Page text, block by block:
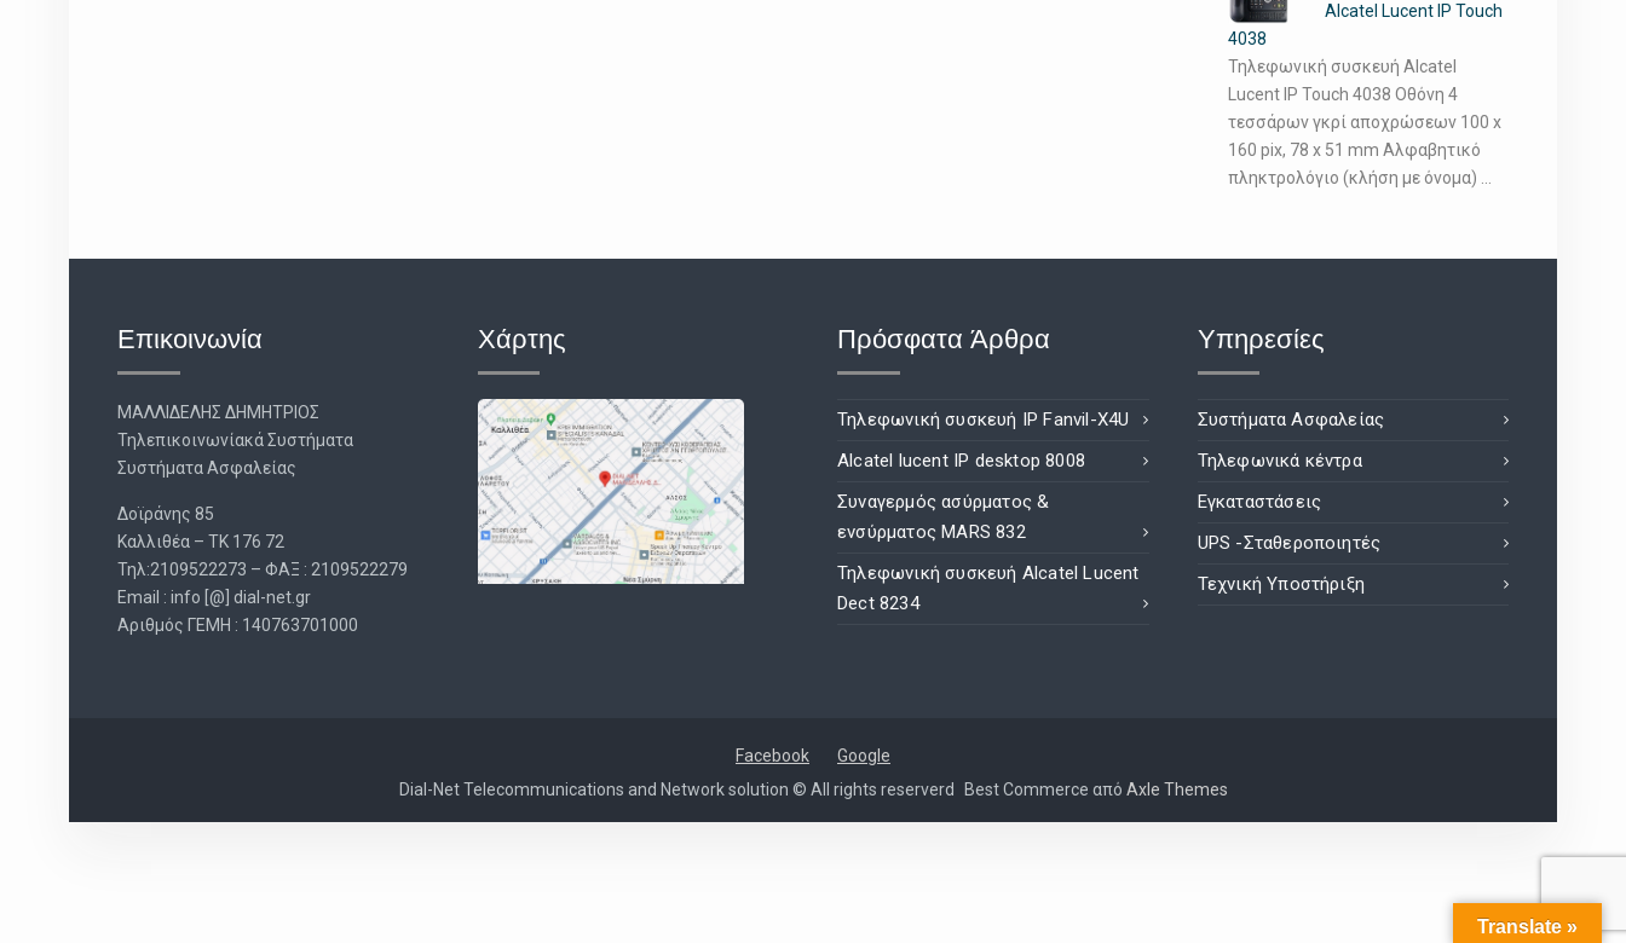
Alcatel Lucent IP Touch
4038
Τηλεφωνική συσκευή Alcatel
Lucent IP Touch 4038 Οθόνη 4
τεσσάρων γκρί αποχρώσεων 100 x
160 pix, 78 x 51 mm Αλφαβητικό
πληκτρολόγιο (κλήση με όνομα) …
Επικοινωνία
ΜΑΛΛΙΔΕΛΗΣ ΔΗΜΗΤΡΙΟΣ
Τηλεπικοινωνίακά Συστήματα
Συστήματα Ασφαλείας
Δοϊράνης 85
Καλλιθέα – ΤΚ 176 72
Τηλ:2109522273 – ΦΑΞ : 2109522279
Email : info [@] dial-net.gr
Aριθμός ΓΕΜΗ : 140763701000
Χάρτης Πρόσφατα Άρθρα
Τηλεφωνική συσκευή IP Fanvil-X4U
Alcatel lucent IP desktop 8008
Συναγερμός ασύρματος &
ενσύρματος MARS 832
Τηλεφωνική συσκευή Alcatel Lucent
Dect 8234
Υπηρεσίες
Συστήματα Ασφαλείας
Τηλεφωνικά κέντρα
Εγκαταστάσεις
UPS -Σταθεροποιητές
Τεχνική Υποστήριξη
Facebook
Google
Dial-Net Telecommunications and Network solution © All rights reserverd
Best Commerce από Axle Themes
Translate »